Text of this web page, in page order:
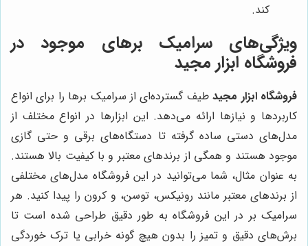
کند.
ویژگی‌های سرامیک برهای موجود در
فروشگاه ابزار مجید
فروشگاه ابزار مجیدطیف گسترده‌ای از سرامیک برها را برای انواع
کاربردها و نیازها ارائه می‌دهد. این ابزارها در انواع مختلف از
مدل‌های دستی ساده گرفته تا دستگاه‌های برقی و حتی گازی
موجود هستند و همگی از برندهای معتبر و با کیفیت بالا هستند.
به عنوان مثال، شما می‌توانید در این فروشگاه مدل‌های مختلفی
از برندهای معتبر مانند رونیکس، توسن، و کرون را پیدا کنید. هر
سرامیک بر در این فروشگاه به طور دقیق طراحی شده است تا
برش‌های دقیق و تمیز را بدون هیچ گونه خرابی یا ترک خوردگی